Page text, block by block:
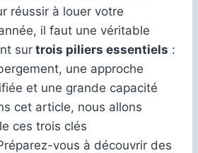
réussir à louer votre
il faut une véritable
sur trois piliers essentiels :
une approche
et une grande capacité
cet article, nous allons
ces trois clés
vous à découvrir des